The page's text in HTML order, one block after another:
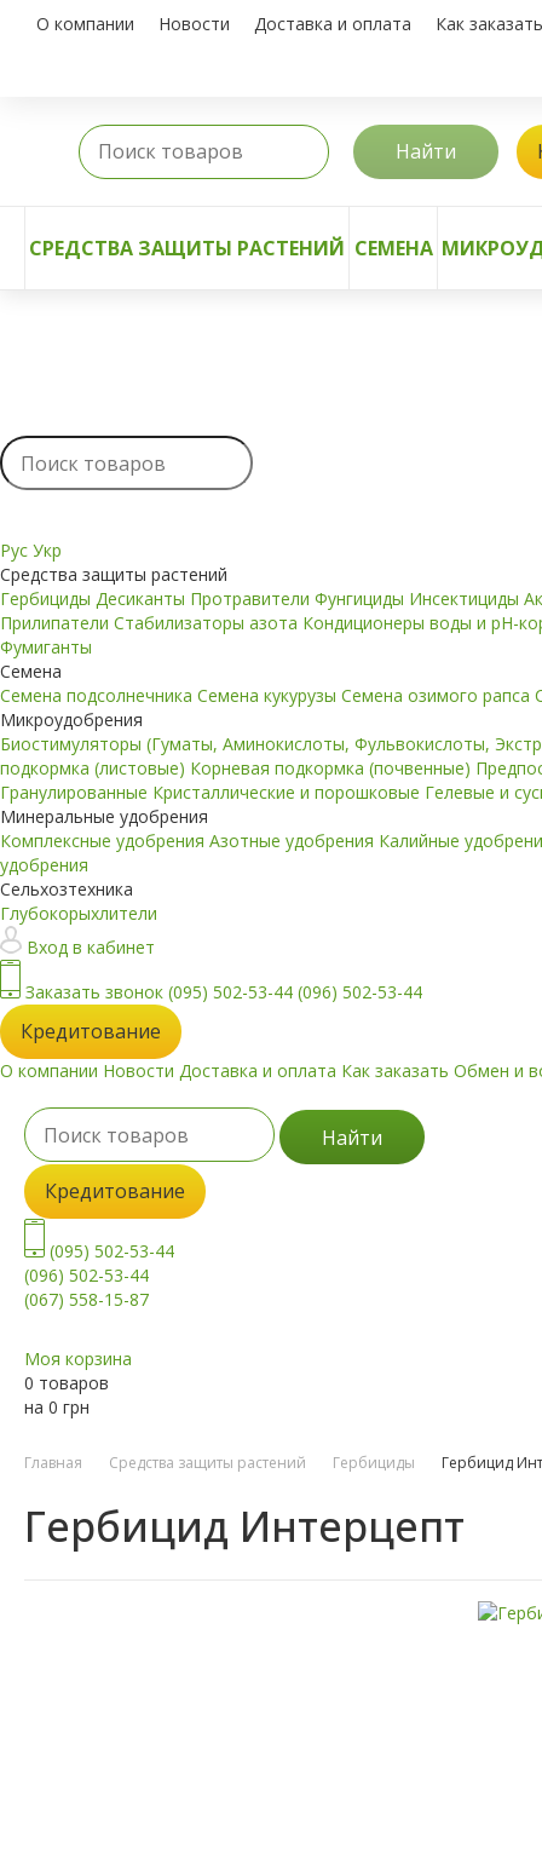
О компании Новости Доставка и оплата Как заказать
Найти
СРЕДСТВА ЗАЩИТЫ РАСТЕНИЙ СЕМЕНА
Рус Укр
Средства защиты растений
Гербициды Десиканты Протравители Фунгициды Инсектициды
Прилипатели Стабилизаторы азота Кондиционеры воды и pH-
Фумиганты
Семена
Семена подсолнечника Семена кукурузы Семена озимого рапса
Микроудобрения
Биостимуляторы (Гуматы, Аминокислоты, Фульвокислоты,
подкормка (листовые) Корневая подкормка (почвенные)
Гранулированные Кристаллические и порошковые Гелевые и
Минеральные удобрения
Комплексные удобрения Азотные удобрения Калийные
удобрения
Сельхозтехника
Глубокорыхлители
Вход в кабинет
Заказать звонок (095) 502-53-44 (096) 502-53-44
Кредитование
О компании Новости Доставка и оплата Как заказать Обмен и
Найти
Кредитование
(095) 502-53-44
(096) 502-53-44
(067) 558-15-87
Моя корзина
0 товаров
на 0 грн
Главная Средства защиты растений Гербициды Гербицид
Гербицид Интерцепт